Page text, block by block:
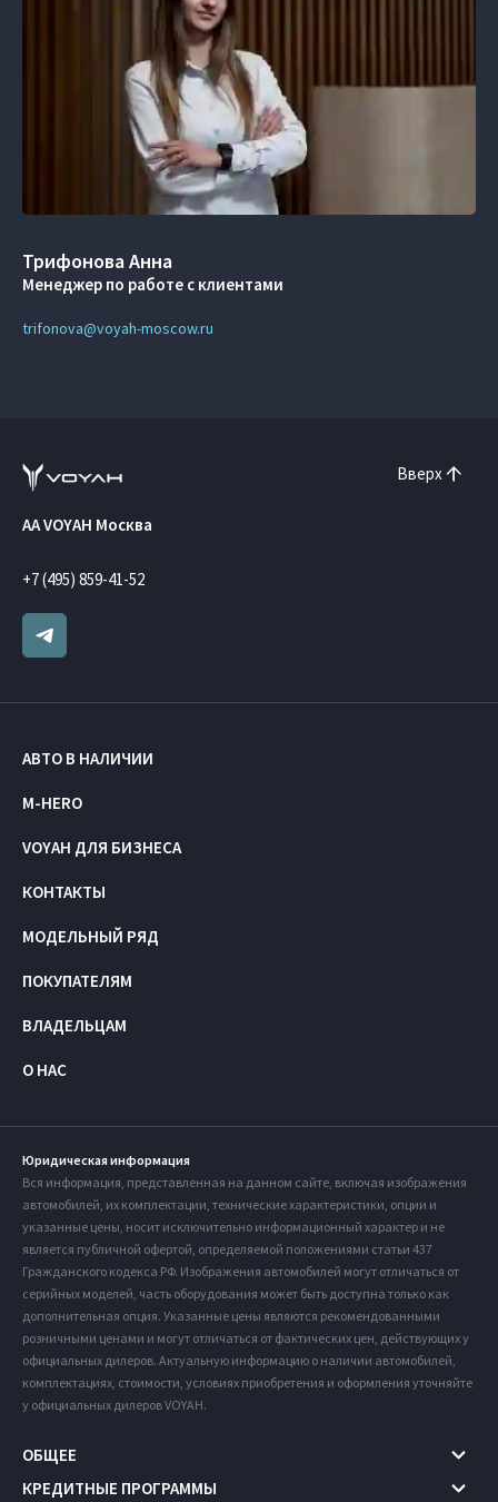
Трифонова Анна
Менеджер по работе с клиентами
trifonova@voyah-moscow.ru
Вверх
AA VOYAH Москва
+7 (495) 859-41-52
АВТО В НАЛИЧИИ
M-HERO
VOYAH ДЛЯ БИЗНЕСА
КОНТАКТЫ
МОДЕЛЬНЫЙ РЯД
ПОКУПАТЕЛЯМ
ВЛАДЕЛЬЦАМ
О НАС
Юридическая информация
Вся информация, представленная на данном сайте, включая изображения
автомобилей, их комплектации, технические характеристики, опции и
указанные цены, носит исключительно информационный характер и не
является публичной офертой, определяемой положениями статьи 437
Гражданского кодекса РФ. Изображения автомобилей могут отличаться от
серийных моделей, часть оборудования может быть доступна только как
дополнительная опция. Указанные цены являются рекомендованными
розничными ценами и могут отличаться от фактических цен, действующих у
официальных дилеров. Актуальную информацию о наличии автомобилей,
комплектациях, стоимости, условиях приобретения и оформления уточняйте
у официальных дилеров VOYAH.
ОБЩЕЕ
КРЕДИТНЫЕ ПРОГРАММЫ